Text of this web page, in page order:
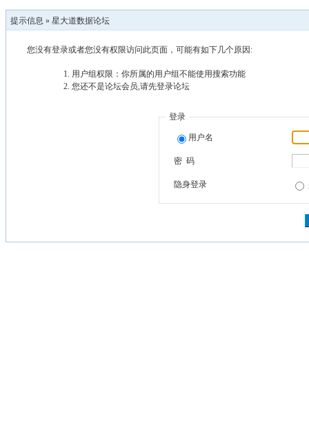
提示信息 » 星大道数据论坛
您没有登录或者您没有权限访问此页面，可能有如下几个原因:
用户组权限：你所属的用户组不能使用搜索功能
您还不是论坛会员,请先登录论坛
登录
用户名
密 码
隐身登录